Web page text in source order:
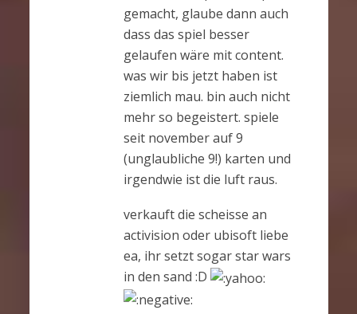
gemacht, glaube dann auch
dass das spiel besser
gelaufen wäre mit content.
was wir bis jetzt haben ist
ziemlich mau. bin auch nicht
mehr so begeistert. spiele
seit november auf 9
(unglaubliche 9!) karten und
irgendwie ist die luft raus.
verkauft die scheisse an
activision oder ubisoft liebe
ea, ihr setzt sogar star wars
in den sand :D